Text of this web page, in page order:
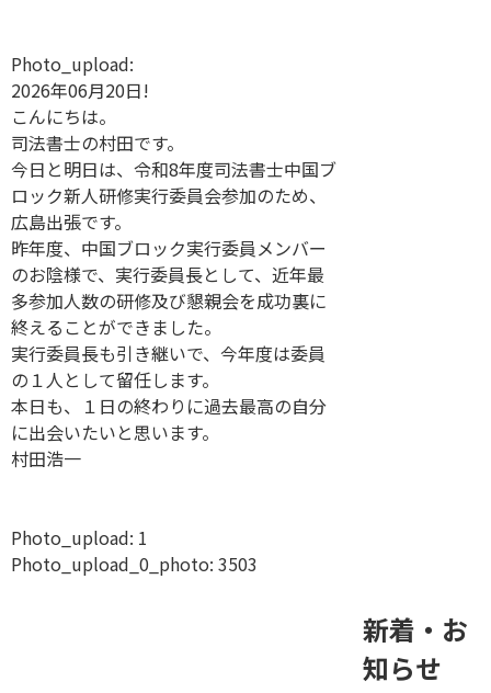
Photo_upload:
2026年06月20日!
こんにちは。
司法書士の村田です。
今日と明日は、令和8年度司法書士中国ブ
ロック新人研修実行委員会参加のため、
広島出張です。
昨年度、中国ブロック実行委員メンバー
のお陰様で、実行委員長として、近年最
多参加人数の研修及び懇親会を成功裏に
終えることができました。
実行委員長も引き継いで、今年度は委員
の１人として留任します。
本日も、１日の終わりに過去最高の自分
に出会いたいと思います。
村田浩一
Photo_upload: 1
Photo_upload_0_photo: 3503
新着・お
知らせ